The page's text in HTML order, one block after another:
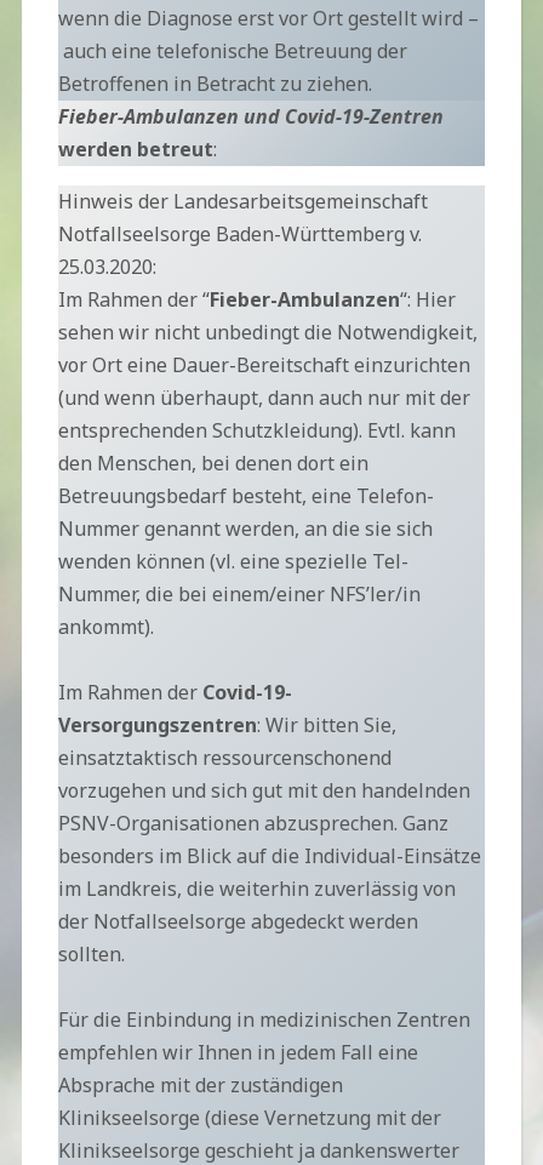
wenn die Diagnose erst vor Ort gestellt wird –
auch eine telefonische Betreuung der
Betroffenen in Betracht zu ziehen.
Fieber-Ambulanzen und Covid-19-Zentren
werden betreut:
Hinweis der Landesarbeitsgemeinschaft
Notfallseelsorge Baden-Württemberg v.
25.03.2020:
Im Rahmen der “Fieber-Ambulanzen“: Hier
sehen wir nicht unbedingt die Notwendigkeit,
vor Ort eine Dauer-Bereitschaft einzurichten
(und wenn überhaupt, dann auch nur mit der
entsprechenden Schutzkleidung). Evtl. kann
den Menschen, bei denen dort ein
Betreuungsbedarf besteht, eine Telefon-
Nummer genannt werden, an die sie sich
wenden können (vl. eine spezielle Tel-
Nummer, die bei einem/einer NFS’ler/in
ankommt).
Im Rahmen der Covid-19-
Versorgungszentren: Wir bitten Sie,
einsatztaktisch ressourcenschonend
vorzugehen und sich gut mit den handelnden
PSNV-Organisationen abzusprechen. Ganz
besonders im Blick auf die Individual-Einsätze
im Landkreis, die weiterhin zuverlässig von
der Notfallseelsorge abgedeckt werden
sollten.
Für die Einbindung in medizinischen Zentren
empfehlen wir Ihnen in jedem Fall eine
Absprache mit der zuständigen
Klinikseelsorge (diese Vernetzung mit der
Klinikseelsorge geschieht ja dankenswerter